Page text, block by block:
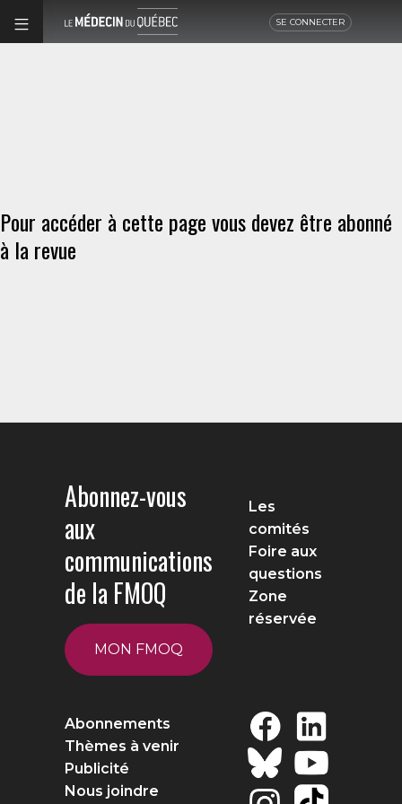
SE CONNECTER
Pour accéder à cette page vous devez être abonné
à la revue
Abonnez-vous
aux
communications
de la FMOQ
MON FMOQ
Les
comités
Foire aux
questions
Zone
réservée
Abonnements
Thèmes à venir
Publicité
Nous joindre